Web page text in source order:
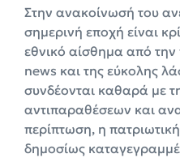
Στην ανακοίνωσή του
σημερινή εποχή είναι
εθνικό αίσθημα από
news και της εύκολης
συνδέονται καθαρά με
αντιπαραθέσεων και
περίπτωση, η
δημοσίως